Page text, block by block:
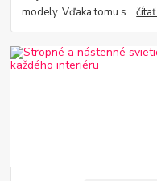
modely. Vďaka tomu s...